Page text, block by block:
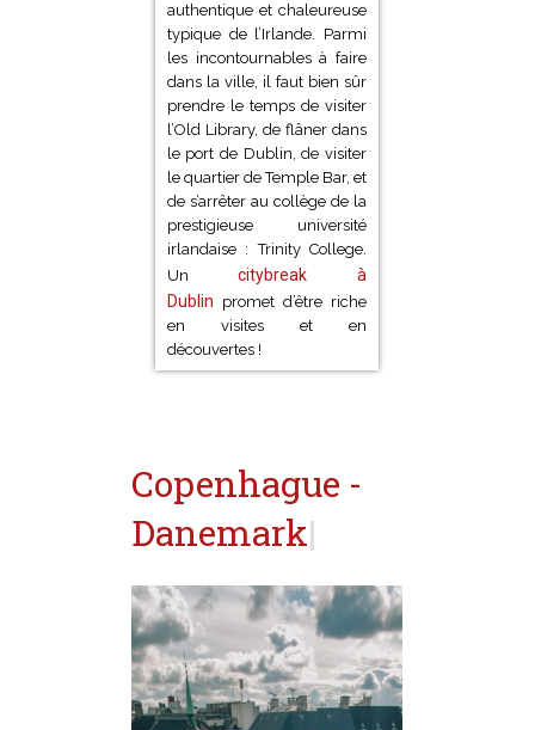
authentique et chaleureuse
typique de l’Irlande. Parmi
les incontournables à faire
dans la ville, il faut bien sûr
prendre le temps de visiter
l’Old Library, de flâner dans
le port de Dublin, de visiter
le quartier de Temple Bar, et
de s’arrêter au collège de la
prestigieuse université
irlandaise : Trinity College.
Uncitybreak à
Dublin promet d’être riche
en visites et en
découvertes !
Copenhague -
Danemark|